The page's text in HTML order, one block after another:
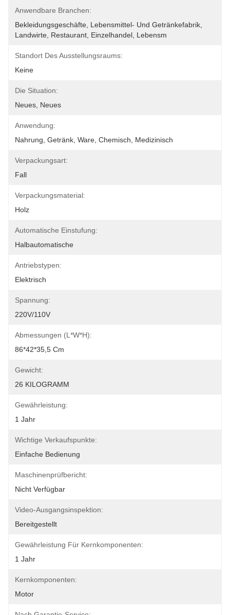
Anwendbare Branchen:
Bekleidungsgeschäfte, Lebensmittel- Und Getränkefabrik,
Landwirte, Restaurant, Einzelhandel, Lebensm
Standort Des Ausstellungsraums:
Keine
Die Situation:
Neues, Neues
Anwendung:
Nahrung, Getränk, Ware, Chemisch, Medizinisch
Verpackungsart:
Fall
Verpackungsmaterial:
Holz
Automatische Einstufung:
Halbautomatische
Antriebstypen:
Elektrisch
Spannung:
220V/110V
Abmessungen (L*W*H):
86*42*35,5 Cm
Gewicht:
26 KILOGRAMM
Gewährleistung:
1 Jahr
Wichtige Verkaufspunkte:
Einfache Bedienung
Maschinenprüfbericht:
Nicht Verfügbar
Video-Ausgangsinspektion:
Bereitgestellt
Gewährleistung Für Kernkomponenten:
1 Jahr
Kernkomponenten:
Motor